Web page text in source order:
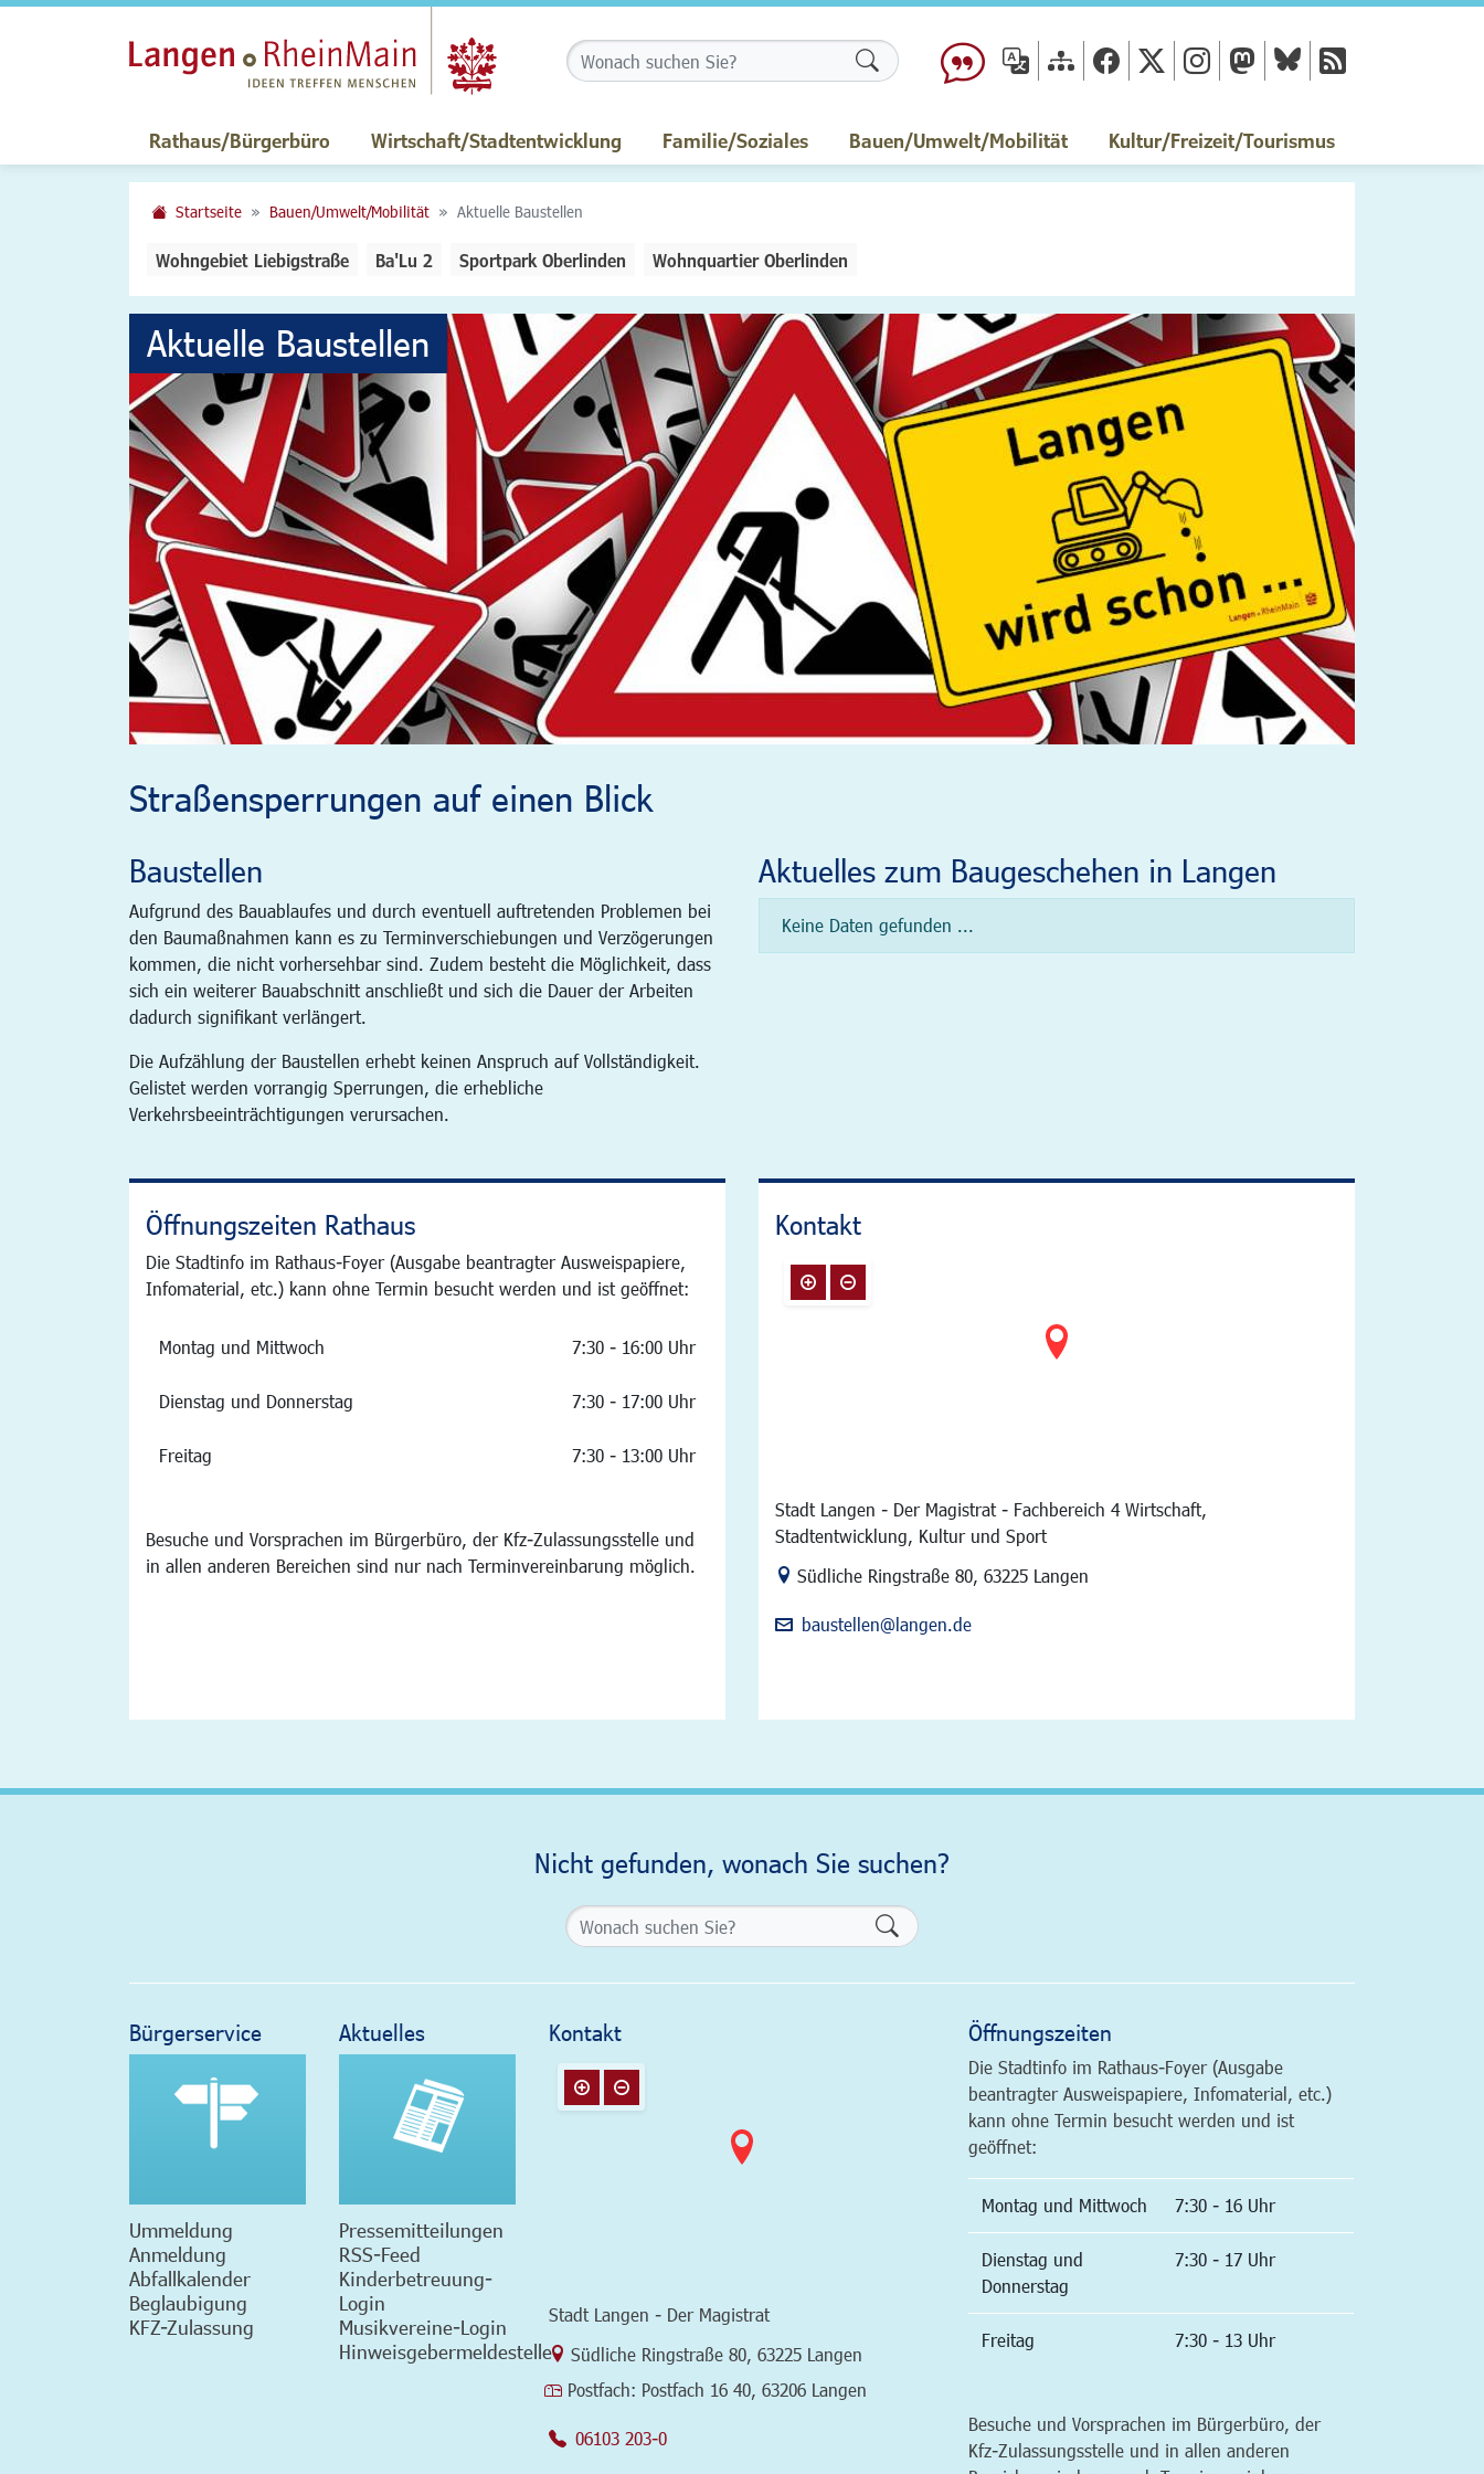
Formularschaltfläche
Rathaus/Bürgerbüro Wirtschaft/Stadtentwicklung Familie/Soziales Bauen/Umwelt/Mobilität Kultur/Freizeit/Tourismus
Startseite Bauen/Umwelt/Mobilität Aktuelle Baustellen
Wohngebiet Liebigstraße Ba'Lu 2 Sportpark Oberlinden Wohnquartier Oberlinden
Aktuelle Baustellen
Straßensperrungen auf einen Blick
Baustellen
Aufgrund des Bauablaufes und durch eventuell auftretenden Problemen bei
den Baumaßnahmen kann es zu Terminverschiebungen und Verzögerungen
kommen, die nicht vorhersehbar sind. Zudem besteht die Möglichkeit, dass
sich ein weiterer Bauabschnitt anschließt und sich die Dauer der Arbeiten
dadurch signifikant verlängert.
Die Aufzählung der Baustellen erhebt keinen Anspruch auf Vollständigkeit.
Gelistet werden vorrangig Sperrungen, die erhebliche
Verkehrsbeeinträchtigungen verursachen.
Aktuelles zum Baugeschehen in Langen
Keine Daten gefunden ...
Öffnungszeiten Rathaus
Die Stadtinfo im Rathaus-Foyer (Ausgabe beantragter Ausweispapiere,
Infomaterial, etc.) kann ohne Termin besucht werden und ist geöffnet:
Montag und Mittwoch 7:30 - 16:00 Uhr
Dienstag und Donnerstag 7:30 - 17:00 Uhr
Freitag 7:30 - 13:00 Uhr
Besuche und Vorsprachen im Bürgerbüro, der Kfz-Zulassungsstelle und
in allen anderen Bereichen sind nur nach Terminvereinbarung möglich.
Kontakt
Stadt Langen - Der Magistrat - Fachbereich 4 Wirtschaft,
Stadtentwicklung, Kultur und Sport
Link zur Google-Maps Navigation
Südliche Ringstraße 80, 63225 Langen
baustellen@langen.de
Nicht gefunden, wonach Sie suchen?
Formularschaltfläche
Bürgerservice
Ummeldung
Anmeldung
Abfallkalender
Beglaubigung
KFZ-Zulassung
Aktuelles
Pressemitteilungen
RSS-Feed
Kinderbetreuung-
Login
Musikvereine-Login
Hinweisgebermeldestelle
Kontakt
Stadt Langen - Der Magistrat
Link zur Google-Maps Navigation
Südliche Ringstraße 80, 63225 Langen
Postfach: Postfach 16 40, 63206 Langen
06103 203-0
Öffnungszeiten
Die Stadtinfo im Rathaus-Foyer (Ausgabe
beantragter Ausweispapiere, Infomaterial, etc.)
kann ohne Termin besucht werden und ist
geöffnet:
Montag und Mittwoch 7:30 - 16 Uhr
Dienstag und
Donnerstag
7:30 - 17 Uhr
Freitag 7:30 - 13 Uhr
Besuche und Vorsprachen im Bürgerbüro, der
Kfz-Zulassungsstelle und in allen anderen